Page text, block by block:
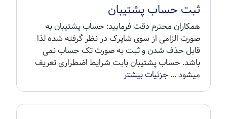
ثبت حساب پشتیبان
همکاران محترم دقت فرمایید: حساب پشتیبان به
صورت الزامی از سوی شاپرک در نظر گرفته شده لذا
قابل حذف شدن و ثبت به صورت تک حساب نمی
باشد. حساب پشتیبان بابت شرایط اضطراری تعریف
میشود ...جزئیات بیشتر